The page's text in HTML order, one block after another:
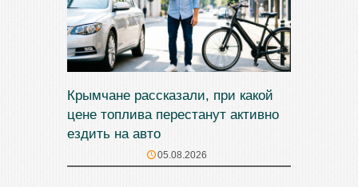
Крымчане рассказали, при какой
цене топлива перестанут активно
ездить на авто
05.08.2026